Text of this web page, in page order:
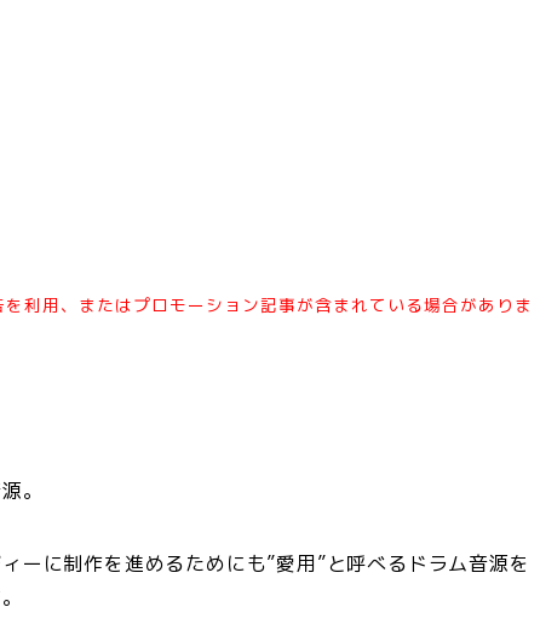
利用、またはプロモーション記事が含まれている場合がありま
。
ーに制作を進めるためにも”愛用”と呼べるドラム音源を